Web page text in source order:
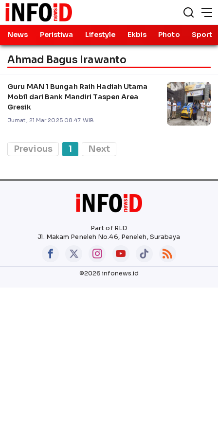
News Peristiwa Lifestyle Ekbis Photo Sport
Ahmad Bagus Irawanto
Guru MAN 1 Bungah Raih Hadiah Utama
Mobil dari Bank Mandiri Taspen Area
Gresik
Jumat, 21 Mar 2025 08:47 WIB
Previous 1 Next
Part of RLD
Jl. Makam Peneleh No.46, Peneleh, Surabaya
©2026 infonews.id